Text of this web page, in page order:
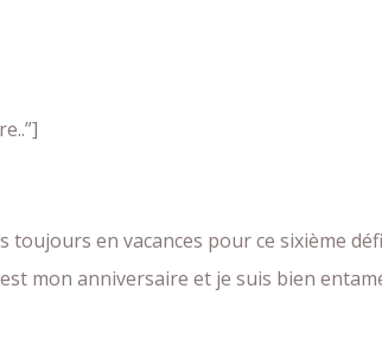
toujours en vacances pour ce sixième
mon anniversaire et je suis bien